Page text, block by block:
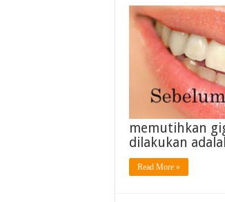
memutihkan
dilakukan
Read More »